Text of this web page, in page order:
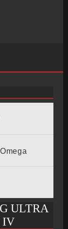
ULTRA
IV